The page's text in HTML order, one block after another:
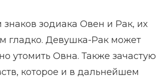
знаков зодиака Овен и Рак, их
гладко. Девушка-Рак может
утомить Овна. Также зачастую
которое и в дальнейшем